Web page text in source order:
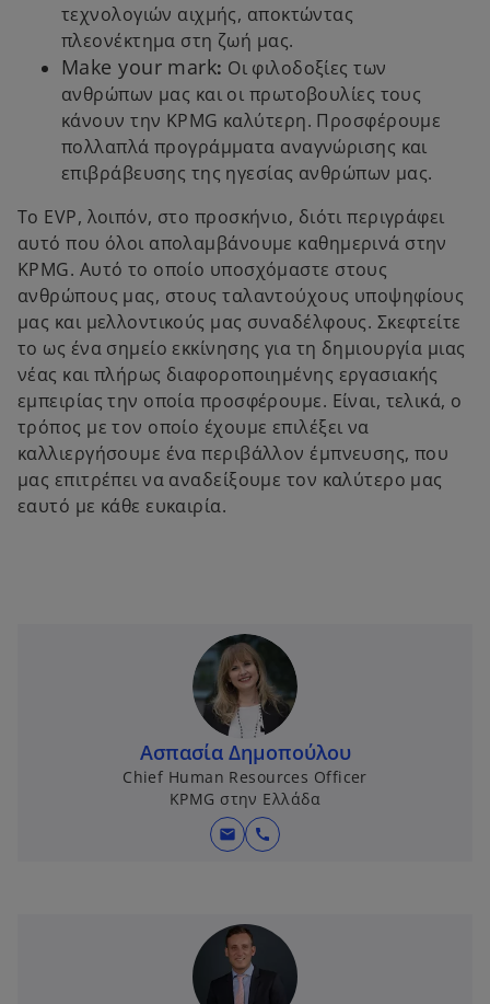
τεχνολογιών αιχμής, αποκτώντας
πλεονέκτημα στη ζωή μας.
Make your mark: Οι φιλοδοξίες των
ανθρώπων μας και οι πρωτοβουλίες τους
κάνουν την KPMG καλύτερη. Προσφέρουμε
πολλαπλά προγράμματα αναγνώρισης και
επιβράβευσης της ηγεσίας ανθρώπων μας.
Το EVP, λοιπόν, στο προσκήνιο, διότι περιγράφει
αυτό που όλοι απολαμβάνουμε καθημερινά στην
KPMG. Αυτό το οποίο υποσχόμαστε στους
ανθρώπους μας, στους ταλαντούχους υποψηφίους
μας και μελλοντικούς μας συναδέλφους. Σκεφτείτε
το ως ένα σημείο εκκίνησης για τη δημιουργία μιας
νέας και πλήρως διαφοροποιημένης εργασιακής
εμπειρίας την οποία προσφέρουμε. Είναι, τελικά, ο
τρόπος με τον οποίο έχουμε επιλέξει να
καλλιεργήσουμε ένα περιβάλλον έμπνευσης, που
μας επιτρέπει να αναδείξουμε τον καλύτερο μας
εαυτό με κάθε ευκαιρία.
Ασπασία Δημοπούλου
Chief Human Resources Officer
KPMG στην Ελλάδα
mail call